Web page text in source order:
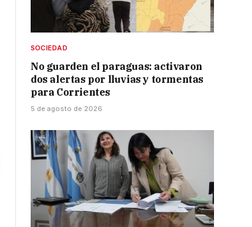
SOCIEDAD
No guarden el paraguas: activaron
dos alertas por lluvias y tormentas
para Corrientes
5 de agosto de 2026